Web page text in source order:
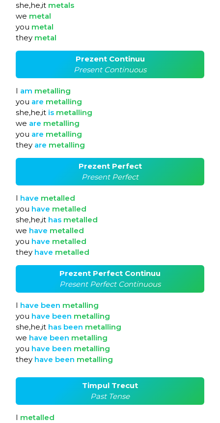
she,he,it metals
we metal
you metal
they metal
Prezent Continuu
Present Continuous
I am metalling
you are metalling
she,he,it is metalling
we are metalling
you are metalling
they are metalling
Prezent Perfect
Present Perfect
I have metalled
you have metalled
she,he,it has metalled
we have metalled
you have metalled
they have metalled
Prezent Perfect Continuu
Present Perfect Continuous
I have been metalling
you have been metalling
she,he,it has been metalling
we have been metalling
you have been metalling
they have been metalling
Timpul Trecut
Past Tense
I metalled